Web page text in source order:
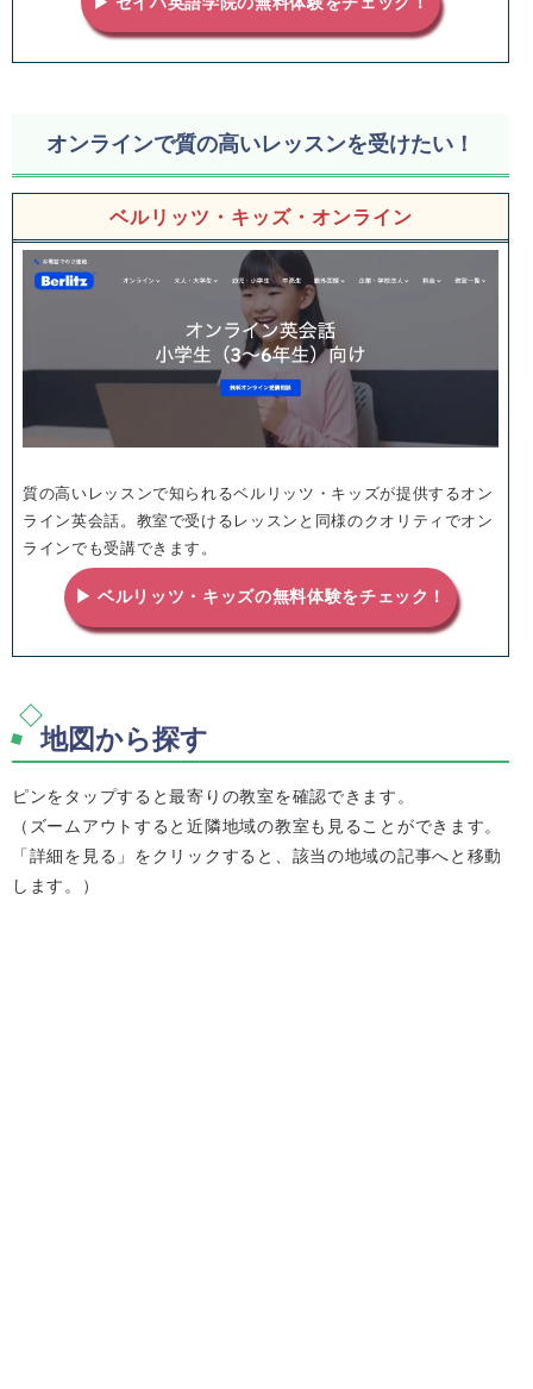
オンラインで質の高いレッスンを受けたい！
ベルリッツ・キッズ・オンライン
質の高いレッスンで知られるベルリッツ・キッズが提供するオン
ライン英会話。教室で受けるレッスンと同様のクオリティでオン
ラインでも受講できます。
▶ ベルリッツ・キッズの無料体験をチェック！
地図から探す
ピンをタップすると最寄りの教室を確認できます。
（ズームアウトすると近隣地域の教室も見ることができます。
「詳細を見る」をクリックすると、該当の地域の記事へと移動
します。）